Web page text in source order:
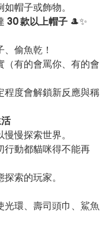
帽子或飾物。
30 款以上帽子 🎩✨
偷魚乾！
（有的會罵你、有的會
程度會解鎖新反應與稱
慢探索世界。
行動都貓咪得不能再
索的玩家。
光環、壽司頭巾、鯊魚